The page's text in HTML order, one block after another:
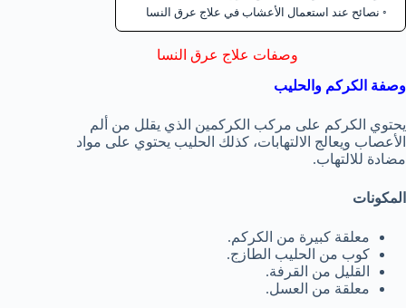
نصائح عند استعمال الأعشاب في علاج عرق النسا
وصفات علاج عرق النسا
وصفة الكركم والحليب
يحتوي الكركم على مركب الكركمين الذي يقلل من ألم
الأعصاب ويعالج الالتهابات، كذلك الحليب يحتوي على مواد
مضادة للالتهاب.
المكونات
معلقة كبيرة من الكركم.
كوب من الحليب الطازج.
القليل من القرفة.
معلقة من العسل.